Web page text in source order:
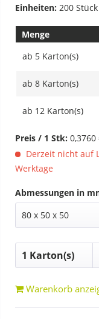
Einheiten: 200
Menge
ab 5 Karton(s)
ab 8 Karton(s)
ab 12 Karton(s)
Preis / 1 Stk: 0,3760
Derzeit nicht auf
Werktage
Abmessungen in
Warenkorb